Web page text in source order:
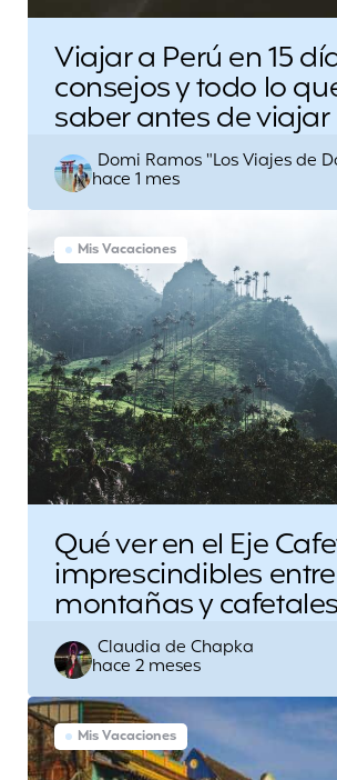
Viajar a Perú en 15
consejos y todo lo
saber antes de viajar
Escrito
por
Domi Ramos "Los Viajes de
hace 1 mes
Mis Vacaciones
Qué ver en el Eje
imprescindibles entre
montañas y cafetales
Escrito
por
Claudia de Chapka
hace 2 meses
Mis Vacaciones